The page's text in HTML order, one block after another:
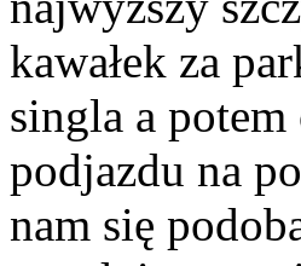
kawałek za
singla a potem
podjazdu na
nam się